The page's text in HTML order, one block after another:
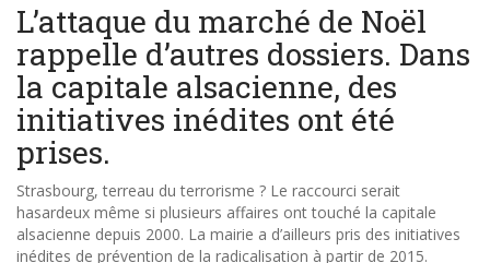
L’attaque du marché de Noël
rappelle d’autres dossiers. Dans
la capitale alsacienne, des
initiatives inédites ont été
prises.
Strasbourg, terreau du terrorisme ? Le raccourci serait
hasardeux même si plusieurs affaires ont touché la capitale
alsacienne depuis 2000. La mairie a d’ailleurs pris des initiatives
inédites de prévention de la radicalisation à partir de 2015.